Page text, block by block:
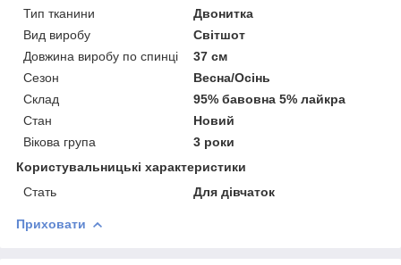
Тип тканини
Двонитка
Вид виробу
Світшот
Довжина виробу по спинці
37 см
Сезон
Весна/Осінь
Склад
95% бавовна 5% лайкра
Стан
Новий
Вікова група
3 роки
Користувальницькі характеристики
Стать
Для дівчаток
Приховати